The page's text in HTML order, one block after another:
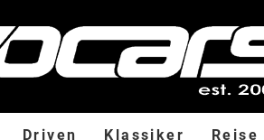
Driven Klassiker Reise